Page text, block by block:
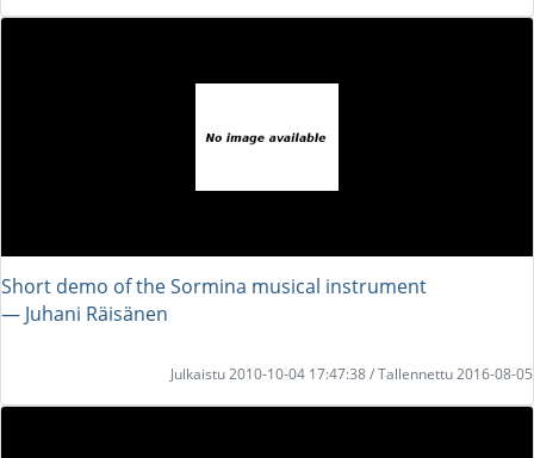
Short demo of the Sormina musical instrument
― Juhani Räisänen
Julkaistu 2010-10-04 17:47:38 / Tallennettu 2016-08-05